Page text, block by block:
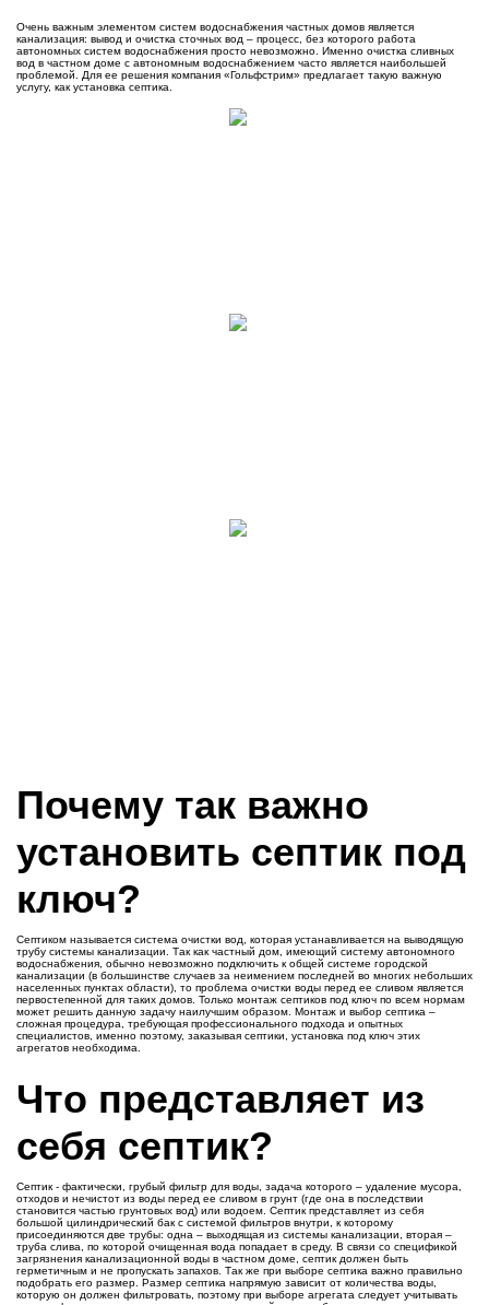
Очень важным элементом систем водоснабжения частных домов является
канализация: вывод и очистка сточных вод – процесс, без которого работа
автономных систем водоснабжения просто невозможно. Именно очистка сливных
вод в частном доме с автономным водоснабжением часто является наибольшей
проблемой. Для ее решения компания «Гольфстрим» предлагает такую важную
услугу, как установка септика.
Почему так важно
установить септик под
ключ?
Септиком называется система очистки вод, которая устанавливается на выводящую
трубу системы канализации. Так как частный дом, имеющий систему автономного
водоснабжения, обычно невозможно подключить к общей системе городской
канализации (в большинстве случаев за неимением последней во многих небольших
населенных пунктах области), то проблема очистки воды перед ее сливом является
первостепенной для таких домов. Только монтаж септиков под ключ по всем нормам
может решить данную задачу наилучшим образом. Монтаж и выбор септика –
сложная процедура, требующая профессионального подхода и опытных
специалистов, именно поэтому, заказывая септики, установка под ключ этих
агрегатов необходима.
Что представляет из
себя септик?
Септик - фактически, грубый фильтр для воды, задача которого – удаление мусора,
отходов и нечистот из воды перед ее сливом в грунт (где она в последствии
становится частью грунтовых вод) или водоем. Септик представляет из себя
большой цилиндрический бак с системой фильтров внутри, к которому
присоединяются две трубы: одна – выходящая из системы канализации, вторая –
труба слива, по которой очищенная вода попадает в среду. В связи со спецификой
загрязнения канализационной воды в частном доме, септик должен быть
герметичным и не пропускать запахов. Так же при выборе септика важно правильно
подобрать его размер. Размер септика напрямую зависит от количества воды,
которую он должен фильтровать, поэтому при выборе агрегата следует учитывать